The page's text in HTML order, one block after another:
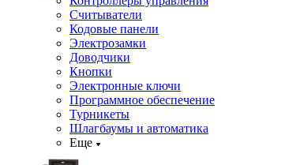
Считыватели
Кодовые панели
Электрозамки
Доводчики
Кнопки
Электронные ключи
Программное обеспечение
Турникеты
Шлагбаумы и автоматика
Еще